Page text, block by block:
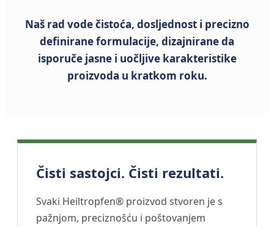
Naš rad vode čistoća, dosljednost i precizno
definirane formulacije, dizajnirane da
isporuče jasne i uočljive karakteristike
proizvoda u kratkom roku.
Čisti sastojci. Čisti rezultati.
Svaki Heiltropfen® proizvod stvoren je s
pažnjom, preciznošću i poštovanjem